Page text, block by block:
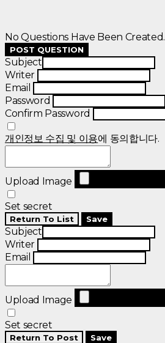
No Questions Have Been Created.
POST QUESTION
Subject
Writer
Email
Password
Confirm Password
개인정보 수집 및 이용에 동의합니다.
Upload Image
Set secret
Return To List Save
Subject
Writer
Email
Upload Image
Set secret
Return To Post Save